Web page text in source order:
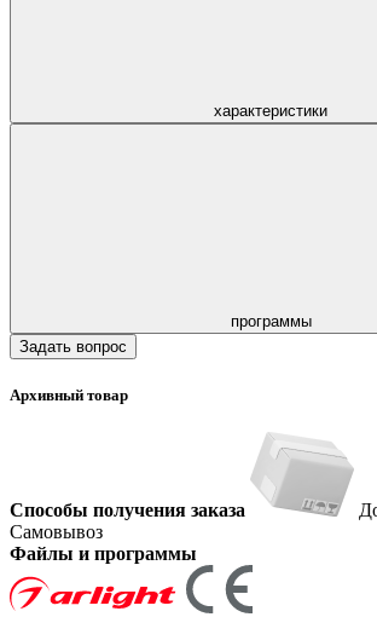
характеристики
программы
Задать вопрос
Архивный товар
Способы получения заказа
Самовывоз
Файлы и программы